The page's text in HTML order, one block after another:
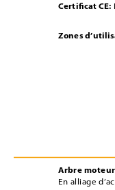
Certiﬁcat CE:
Zones
Arbre moteur
En alliage